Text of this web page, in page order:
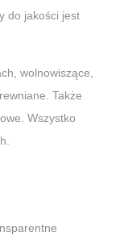
do jakości jest
wolnowiszące,
Także
Wszystko